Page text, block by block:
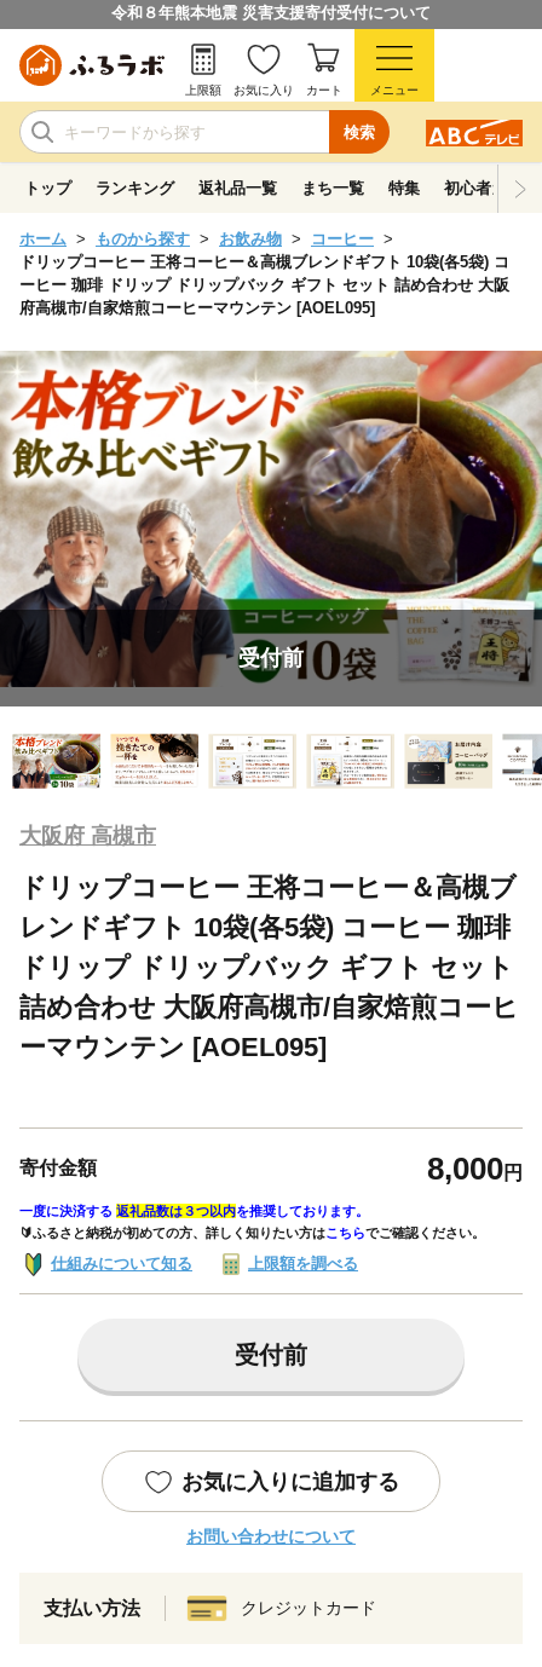
令和８年熊本地震 災害支援寄付受付について
検索
上限額 お気に入り カート メニュー
トップ ランキング 返礼品一覧 まち一覧 特集 初心者ガイド
ホーム ものから探す お飲み物
コーヒー
ドリップコーヒー 王将コーヒー＆高槻ブレンドギフト 10袋(各5袋) コ
ーヒー 珈琲 ドリップ ドリップバック ギフト セット 詰め合わせ 大阪
府高槻市/自家焙煎コーヒーマウンテン [AOEL095]
受付前
大阪府 高槻市
ドリップコーヒー 王将コーヒー＆高槻ブ
レンドギフト 10袋(各5袋) コーヒー 珈琲
ドリップ ドリップバック ギフト セット
詰め合わせ 大阪府高槻市/自家焙煎コーヒ
ーマウンテン [AOEL095]
寄付金額 8,000円
一度に決済する 返礼品数は３つ以内を推奨しております。
🔰ふるさと納税が初めての方、詳しく知りたい方はこちらでご確認ください。
仕組みについて知る 上限額を調べる
受付前
お気に入りに追加する
お問い合わせについて
支払い方法 クレジットカード